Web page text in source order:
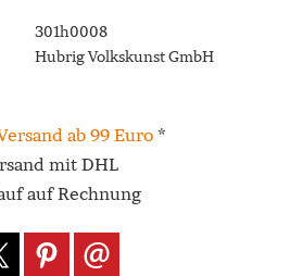
301h0008
Hubrig Volkskunst GmbH
ab 99 Euro*
mit DHL
auf Rechnung